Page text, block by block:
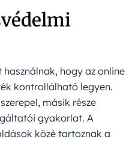
hogy az online
kontrollálható legyen.
másik része
gyakorlat. A
közé tartoznak a